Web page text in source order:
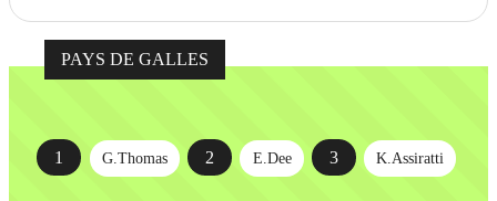
PAYS DE GALLES
1 G.Thomas 2 E.Dee 3 K.Assiratti